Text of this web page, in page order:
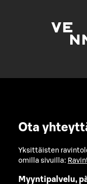
Ota
Yksittäisten
omilla sivuilla:
Myyntipalvelu,